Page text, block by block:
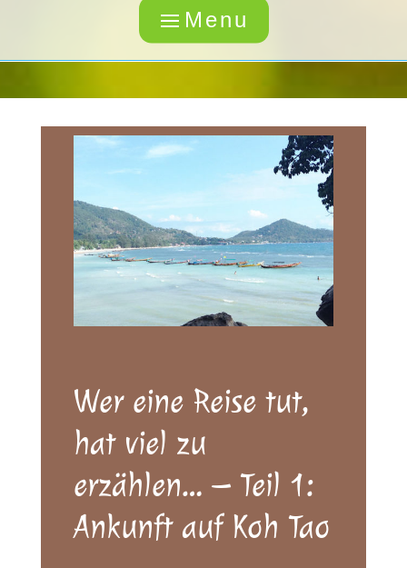
Wer eine Reise tut,
hat viel zu
erzählen… – Teil 1:
Ankunft auf Koh Tao